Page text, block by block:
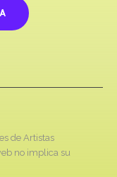
de Artistas
no implica su